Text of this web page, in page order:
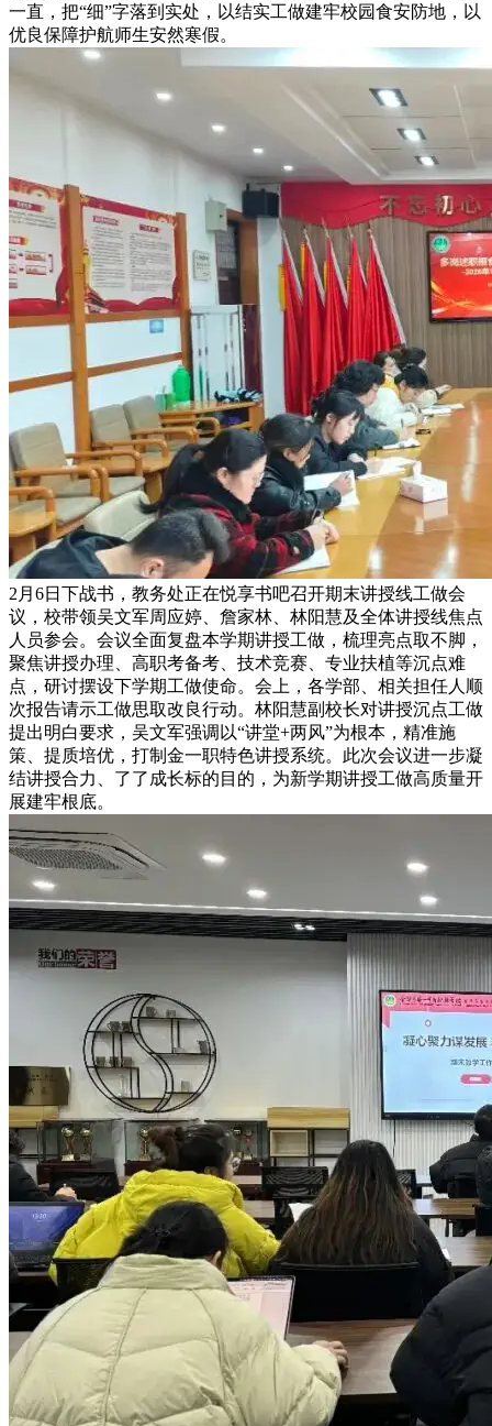
一直，把“细”字落到实处，以结实工做建牢校园食安防地，以
优良保障护航师生安然寒假。
2月6日下战书，教务处正在悦享书吧召开期末讲授线工做会
议，校带领吴文军周应婷、詹家林、林阳慧及全体讲授线焦点
人员参会。会议全面复盘本学期讲授工做，梳理亮点取不脚，
聚焦讲授办理、高职考备考、技术竞赛、专业扶植等沉点难
点，研讨摆设下学期工做使命。会上，各学部、相关担任人顺
次报告请示工做思取改良行动。林阳慧副校长对讲授沉点工做
提出明白要求，吴文军强调以“讲堂+两风”为根本，精准施
策、提质培优，打制金一职特色讲授系统。此次会议进一步凝
结讲授合力、了了成长标的目的，为新学期讲授工做高质量开
展建牢根底。